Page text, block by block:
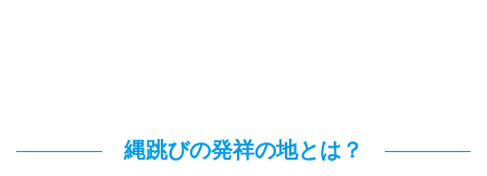
縄跳びの発祥の地とは？